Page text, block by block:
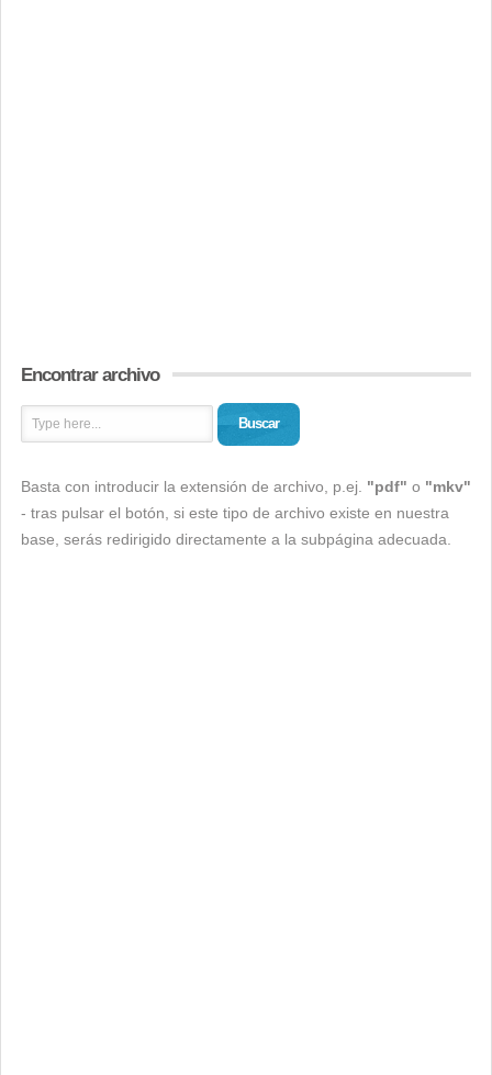
Encontrar archivo
Buscar
Basta con introducir la extensión de archivo, p.ej. "pdf" o "mkv"
- tras pulsar el botón, si este tipo de archivo existe en nuestra
base, serás redirigido directamente a la subpágina adecuada.